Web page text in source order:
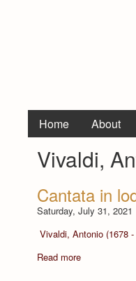
Home About
Vivaldi,
Cantata in
Saturday, July 31, 2021
Vivaldi, Antonio (1678 -
Read more